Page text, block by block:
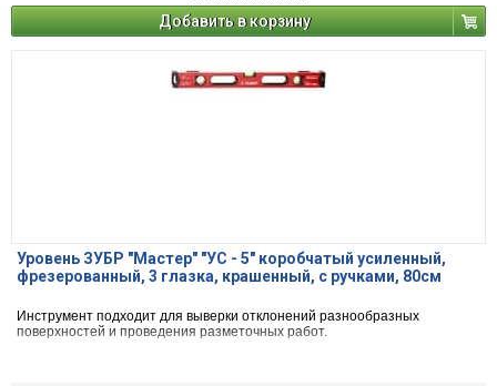
Добавить в корзину
Уровень ЗУБР "Мастер" "УС - 5" коробчатый усиленный,
фрезерованный, 3 глазка, крашенный, с ручками, 80см
Инструмент подходит для выверки отклонений разнообразных
поверхностей и проведения разметочных работ.